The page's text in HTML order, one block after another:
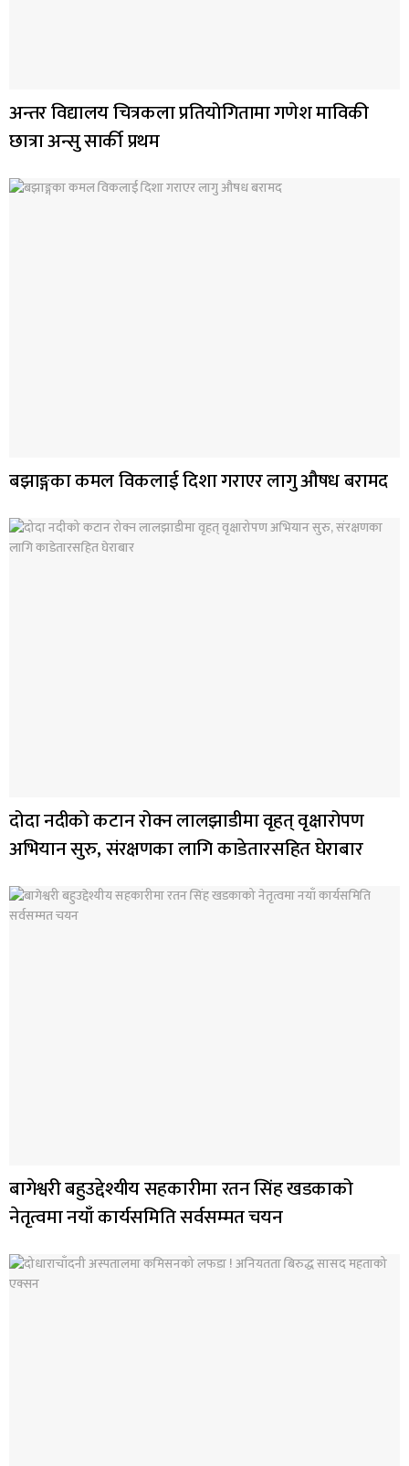
अन्तर विद्यालय चित्रकला प्रतियोगितामा गणेश माविकी
छात्रा अन्सु सार्की प्रथम
बझाङ्गका कमल विकलाई दिशा गराएर लागु औषध बरामद
दोदा नदीको कटान रोक्न लालझाडीमा वृहत् वृक्षारोपण
अभियान सुरु, संरक्षणका लागि काडेतारसहित घेराबार
बागेश्वरी बहुउद्देश्यीय सहकारीमा रतन सिंह खडकाको
नेतृत्वमा नयाँ कार्यसमिति सर्वसम्मत चयन